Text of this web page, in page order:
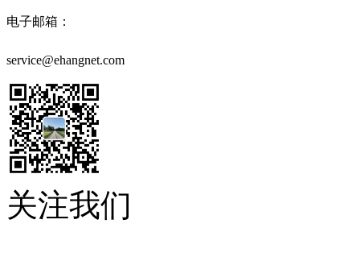
电子邮箱：
service@ehangnet.com
关注我们